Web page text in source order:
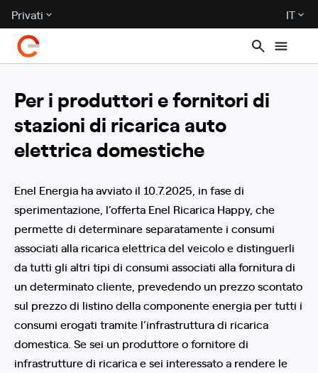
Privati IT
Per i produttori e fornitori di
stazioni di ricarica auto
elettrica domestiche
Enel Energia ha avviato il 10.7.2025, in fase di
sperimentazione, l’offerta Enel Ricarica Happy, che
permette di determinare separatamente i consumi
associati alla ricarica elettrica del veicolo e distinguerli
da tutti gli altri tipi di consumi associati alla fornitura di
un determinato cliente, prevedendo un prezzo scontato
sul prezzo di listino della componente energia per tutti i
consumi erogati tramite l’infrastruttura di ricarica
domestica. Se sei un produttore o fornitore di
infrastrutture di ricarica e sei interessato a rendere le